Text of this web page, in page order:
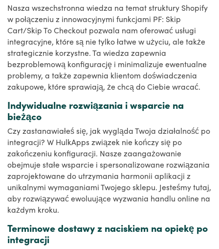
Nasza wszechstronna wiedza na temat struktury Shopify
w połączeniu z innowacyjnymi funkcjami PF: Skip
Cart/Skip To Checkout pozwala nam oferować usługi
integracyjne, które są nie tylko łatwe w użyciu, ale także
strategicznie korzystne. Ta wiedza zapewnia
bezproblemową konfigurację i minimalizuje ewentualne
problemy, a także zapewnia klientom doświadczenia
zakupowe, które sprawiają, że chcą do Ciebie wracać.
Indywidualne rozwiązania i wsparcie na
bieżąco
Czy zastanawiałeś się, jak wygląda Twoja działalność po
integracji? W HulkApps związek nie kończy się po
zakończeniu konfiguracji. Nasze zaangażowanie
obejmuje stałe wsparcie i spersonalizowane rozwiązania
zaprojektowane do utrzymania harmonii aplikacji z
unikalnymi wymaganiami Twojego sklepu. Jesteśmy tutaj,
aby rozwiązywać ewoluujące wyzwania handlu online na
każdym kroku.
Terminowe dostawy z naciskiem na opiekę po
integracji